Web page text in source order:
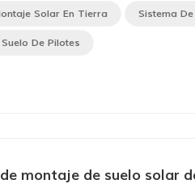
, aplicable tanto a terreno llano
área de pendiente s, con 25 años
Solar En Tierra Sistema
De Pilotes
montaje de suelo solar